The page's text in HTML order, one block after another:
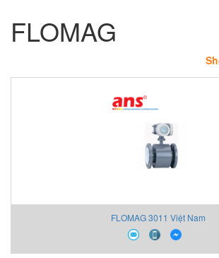
FLOMAG
FLOMAG 3011 Việt Nam